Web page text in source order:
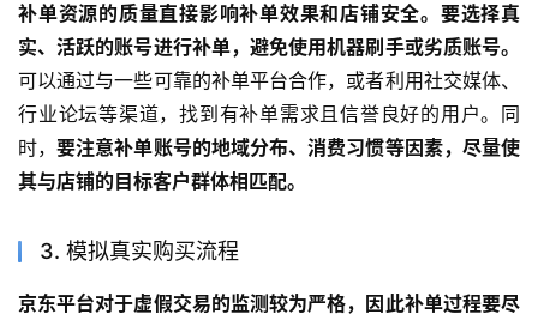
补单资源的质量直接影响补单效果和店铺安全。要选择真
实、活跃的账号进行补单，避免使用机器刷手或劣质账号。
可以通过与一些可靠的补单平台合作，或者利用社交媒体、
行业论坛等渠道，找到有补单需求且信誉良好的用户。同
时，要注意补单账号的地域分布、消费习惯等因素，尽量使
其与店铺的目标客户群体相匹配。
3. 模拟真实购买流程
京东平台对于虚假交易的监测较为严格，因此补单过程要尽